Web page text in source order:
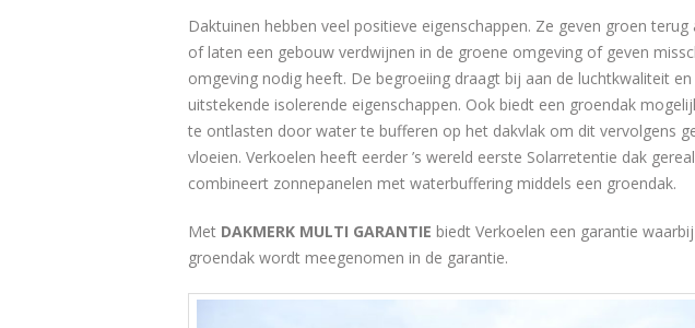
Daktuinen hebben veel positieve eigenschappen. Ze geven groen
of laten een gebouw verdwijnen in de groene omgeving of geven
omgeving nodig heeft. De begroeiing draagt bij aan de luchtkwaliteit
uitstekende isolerende eigenschappen. Ook biedt een groendak
te ontlasten door water te bufferen op het dakvlak om dit vervolgens
vloeien. Verkoelen heeft eerder ’s wereld eerste Solarretentie dak
combineert zonnepanelen met waterbuffering middels een groendak.
Met DAKMERK MULTI GARANTIE biedt Verkoelen een garantie
groendak wordt meegenomen in de garantie.